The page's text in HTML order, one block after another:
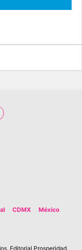
CDMX
México
Editorial Prosperidad.